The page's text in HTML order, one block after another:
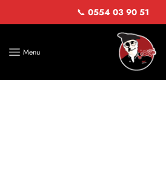
📞 0554 03 90 51
Menu